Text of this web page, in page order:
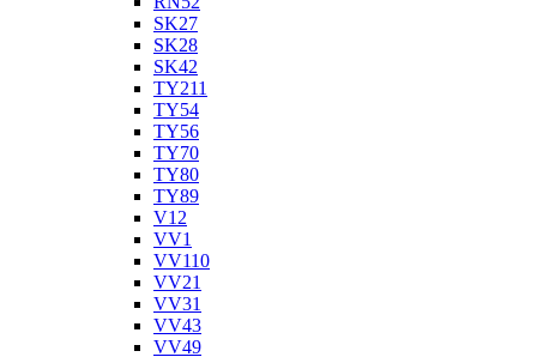
SK27
SK28
SK42
TY211
TY54
TY56
TY70
TY80
TY89
V12
VV1
VV110
VV21
VV31
VV43
VV49